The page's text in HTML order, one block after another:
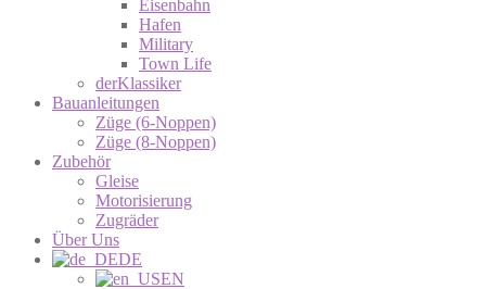
Eisenbahn
Hafen
Military
Town Life
derKlassiker
Bauanleitungen
Züge (6-Noppen)
Züge (8-Noppen)
Zubehör
Gleise
Motorisierung
Zugräder
Über Uns
DE
EN